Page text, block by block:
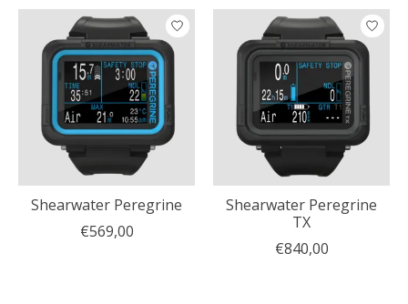
Items van productcarrousel
Shearwater Peregrine
€569,00
Shearwater Peregrine
TX
€840,00